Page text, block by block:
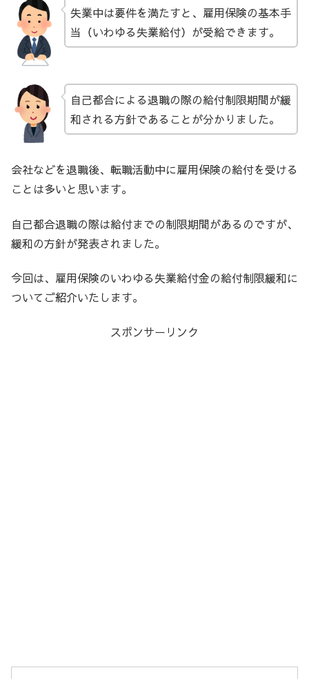
失業中は要件を満たすと、雇用保険の基本手
当（いわゆる失業給付）が受給できます。
自己都合による退職の際の給付制限期間が緩
和される方針であることが分かりました。
会社などを退職後、転職活動中に雇用保険の給付を受ける
ことは多いと思います。
自己都合退職の際は給付までの制限期間があるのですが、
緩和の方針が発表されました。
今回は、雇用保険のいわゆる失業給付金の給付制限緩和に
ついてご紹介いたします。
スポンサーリンク